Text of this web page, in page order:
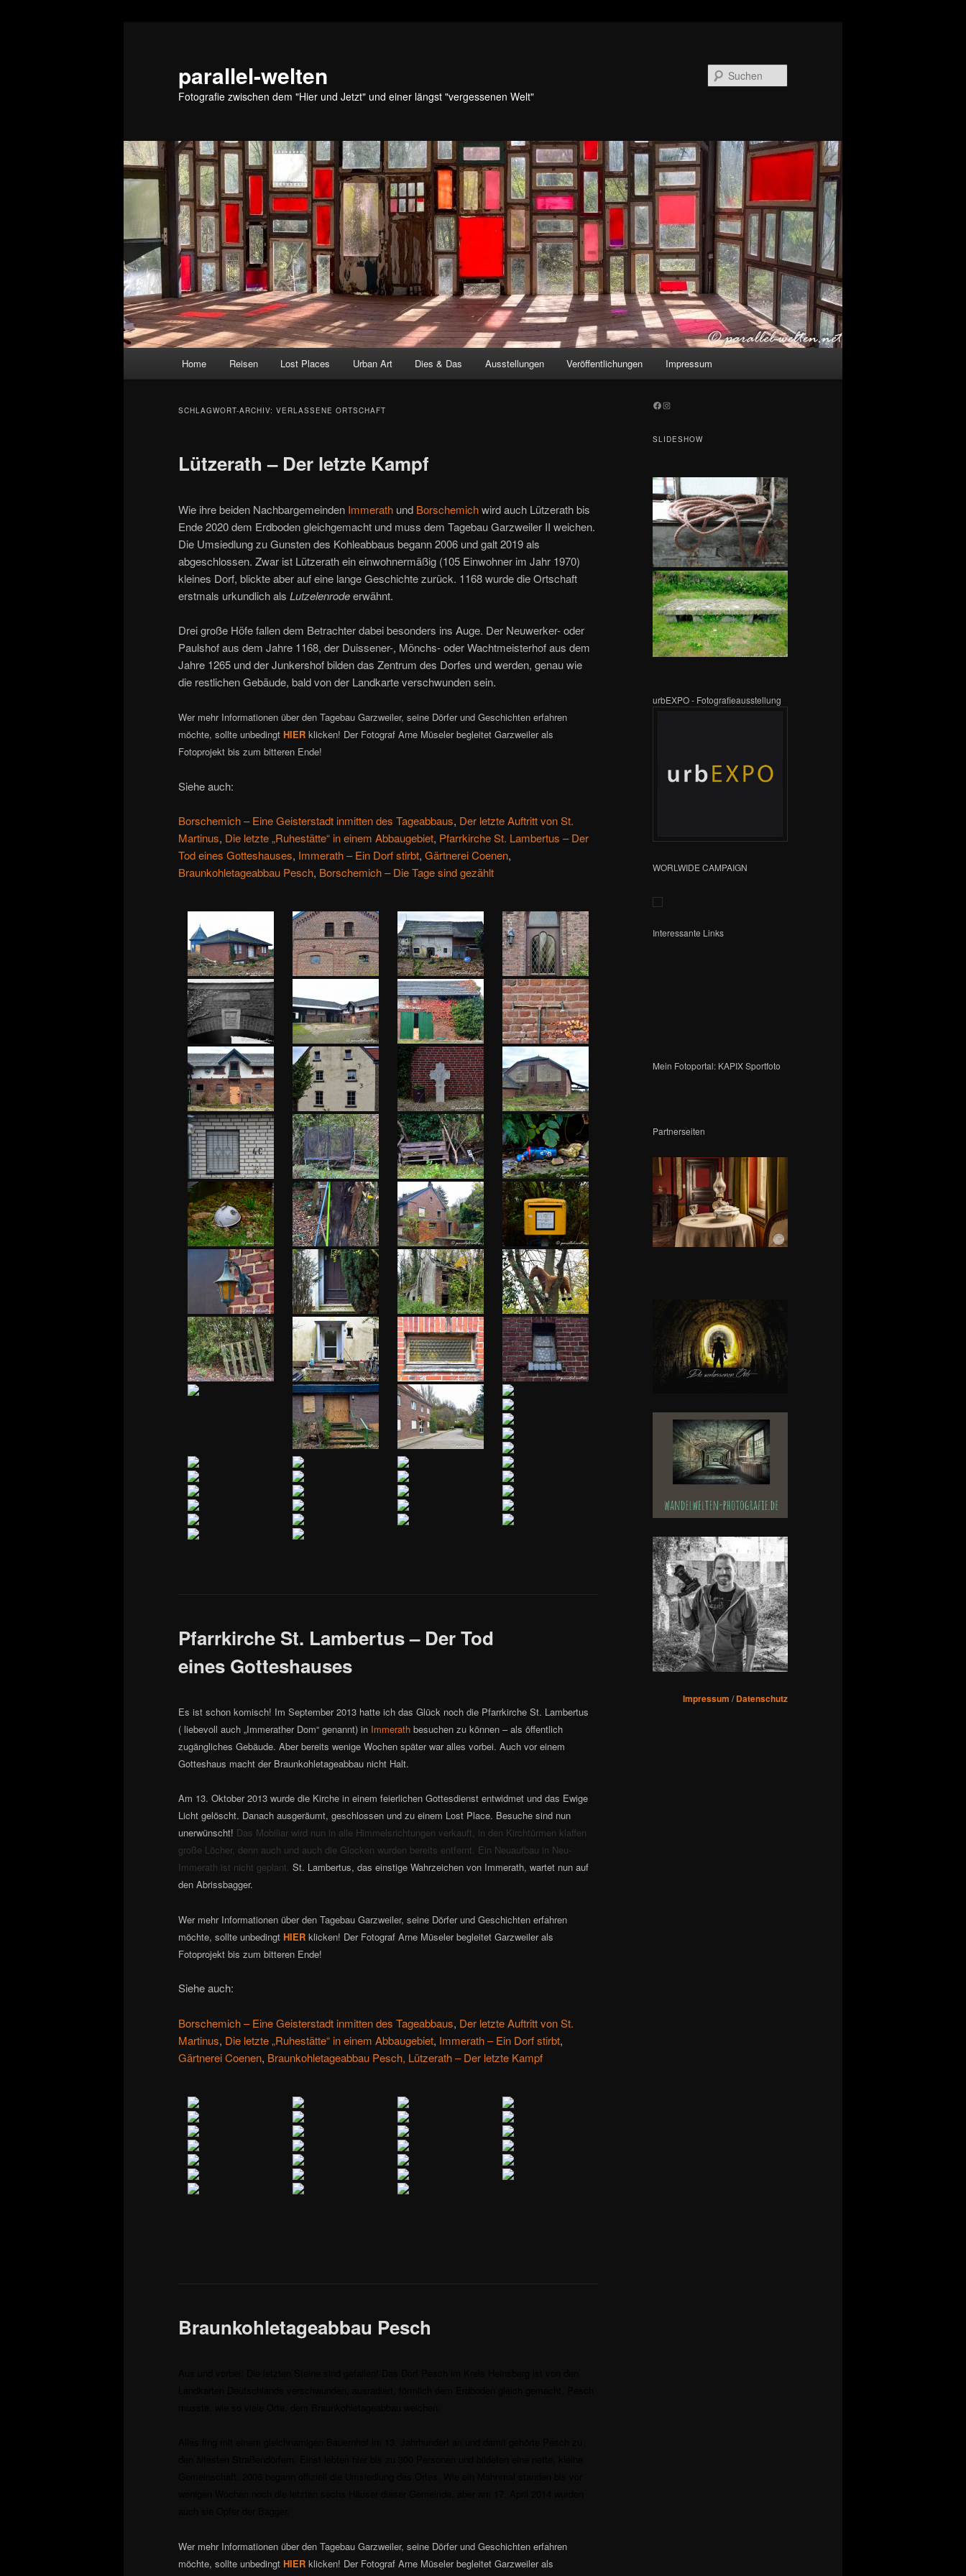
parallel-welten
Fotografie zwischen dem "Hier und Jetzt" und einer längst "vergessenen Welt"
Home Reisen Lost Places Urban Art Dies & Das Ausstellungen Veröffentlichungen Impressum
SCHLAGWORT-ARCHIV: VERLASSENE ORTSCHAFT
Lützerath – Der letzte Kampf
Wie ihre beiden Nachbargemeinden Immerath und Borschemichwird auch Lützerath bis
Ende 2020 dem Erdboden gleichgemacht und muss dem Tagebau Garzweiler II weichen.
Die Umsiedlung zu Gunsten des Kohleabbaus begann 2006 und galt 2019 als
abgeschlossen. Zwar ist Lützerath ein einwohnermäßig (105 Einwohner im Jahr 1970)
kleines Dorf, blickte aber auf eine lange Geschichte zurück. 1168 wurde die Ortschaft
erstmals urkundlich als Lutzelenrodeerwähnt.
Drei große Höfe fallen dem Betrachter dabei besonders ins Auge. Der Neuwerker- oder
Paulshof aus dem Jahre 1168, der Duissener-, Mönchs- oder Wachtmeisterhof aus dem
Jahre 1265 und der Junkershof bilden das Zentrum des Dorfes und werden, genau wie
die restlichen Gebäude, bald von der Landkarte verschwunden sein.
Wer mehr Informationen über den Tagebau Garzweiler, seine Dörfer und Geschichten erfahren
möchte, sollte unbedingt HIER klicken! Der Fotograf Arne Müseler begleitet Garzweiler als
Fotoprojekt bis zum bitteren Ende!
Siehe auch:
Borschemich – Eine Geisterstadt inmitten des Tageabbaus, Der letzte Auftritt von St.
Martinus, Die letzte „Ruhestätte“ in einem Abbaugebiet, Pfarrkirche St. Lambertus – Der
Tod eines Gotteshauses, Immerath – Ein Dorf stirbt, Gärtnerei Coenen,
Braunkohletageabbau Pesch, Borschemich – Die Tage sind gezählt
Pfarrkirche St. Lambertus – Der Tod
eines Gotteshauses
Es ist schon komisch! Im September 2013 hatte ich das Glück noch die Pfarrkirche St. Lambertus
( liebevoll auch „Immerather Dom“ genannt) in Immerath besuchen zu können – als öffentlich
zugängliches Gebäude. Aber bereits wenige Wochen später war alles vorbei. Auch vor einem
Gotteshaus macht der Braunkohletageabbau nicht Halt.
Am 13. Oktober 2013 wurde die Kirche in einem feierlichen Gottesdienst entwidmet und das Ewige
Licht gelöscht. Danach ausgeräumt, geschlossen und zu einem Lost Place. Besuche sind nun
unerwünscht! Das Mobiliar wird nun in alle Himmelsrichtungen verkauft, in den Kirchtürmen klaffen
große Löcher, denn auch und auch die Glocken wurden bereits entfernt. Ein Neuaufbau in Neu-
Immerath ist nicht geplant. St. Lambertus, das einstige Wahrzeichen von Immerath, wartet nun auf
den Abrissbagger.
Wer mehr Informationen über den Tagebau Garzweiler, seine Dörfer und Geschichten erfahren
möchte, sollte unbedingt HIER klicken! Der Fotograf Arne Müseler begleitet Garzweiler als
Fotoprojekt bis zum bitteren Ende!
Siehe auch:
Borschemich – Eine Geisterstadt inmitten des Tageabbaus, Der letzte Auftritt von St.
Martinus, Die letzte „Ruhestätte“ in einem Abbaugebiet, Immerath – Ein Dorf stirbt,
Gärtnerei Coenen, Braunkohletageabbau Pesch, Lützerath – Der letzte Kampf
Braunkohletageabbau Pesch
Wer mehr Informationen über den Tagebau Garzweiler, seine Dörfer und Geschichten erfahren
möchte, sollte unbedingt HIER klicken! Der Fotograf Arne Müseler begleitet Garzweiler als
Facebook
Instagram
SLIDESHOW
urbEXPO - Fotografieausstellung
WORLWIDE CAMPAIGN
Interessante Links
Mein Fotoportal: KAPIX Sportfoto
Partnerseiten
Impressum /Datenschutz